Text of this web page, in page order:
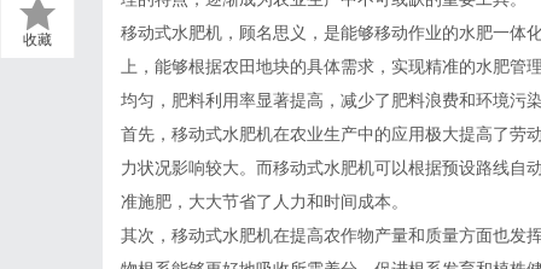
收藏
移动式水肥机，顾名思义，是能够移动作业的水肥一体
上，能够根据农田地块的具体需求，实现精准的水肥
均匀，肥料利用率显著提高，减少了肥料浪费和环境污
首先，移动式水肥机在农业生产中的应用极大提高了劳
力状况影响较大。而移动式水肥机可以根据预设路线自
准施肥，大大节省了人力和时间成本。
其次，移动式水肥机在提高农作物产量和质量方面也发